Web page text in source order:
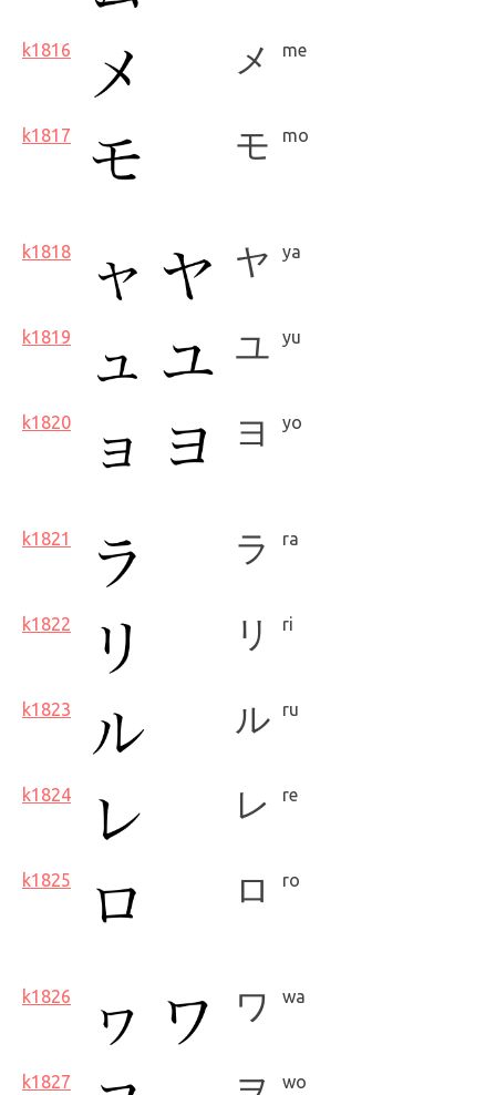
k1816 メ me
k1817 モ mo
k1818 ヤ ya
k1819 ユ yu
k1820 ヨ yo
k1821 ラ ra
k1822 リ ri
k1823 ル ru
k1824 レ re
k1825 ロ ro
k1826 ワ wa
k1827 wo